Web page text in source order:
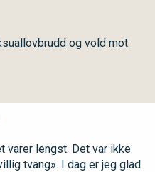
og vold mot
lengst. Det var ikke
tvang». I dag er jeg glad